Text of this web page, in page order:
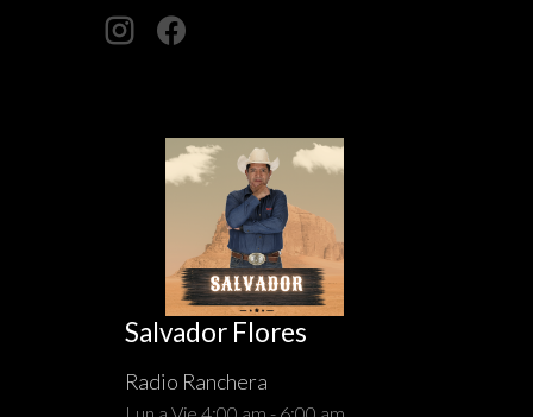
Salvador Flores
Radio Ranchera
Lun a Vie 4:00 am - 6:00 am